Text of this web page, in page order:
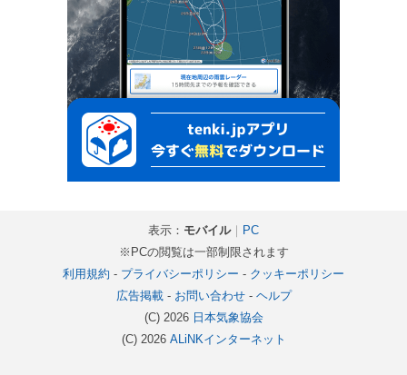
表示： モバイル｜ PC
※PCの閲覧は一部制限されます
利用規約 - プライバシーポリシー - クッキーポリシー
広告掲載- お問い合わせ- ヘルプ
(C) 2026 日本気象協会
(C) 2026 ALiNKインターネット